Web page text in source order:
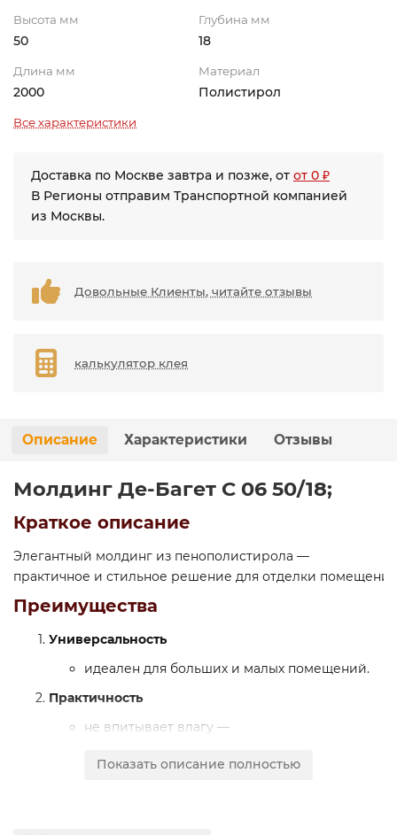
Высота мм
50
Глубина мм
18
Длина мм
2000
Материал
Полистирол
Все характеристики
Доставка по Москве завтра и позже, от от 0 ₽
В Регионы отправим Транспортной компанией
из Москвы.
Довольные Клиенты, читайте отзывы
калькулятор клея
Описание Характеристики Отзывы
Молдинг Де-Багет С 06 50/18;
Краткое описание
Элегантный молдинг из пенополистирола —
практичное и стильное решение для отделки
Преимущества
Универсальность
идеален для больших и малых помещений.
Практичность
не впитывает влагу —
Показать описание полностью